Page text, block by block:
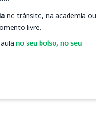
no trânsito, na academia ou
livre.
no seu bolso, no seu